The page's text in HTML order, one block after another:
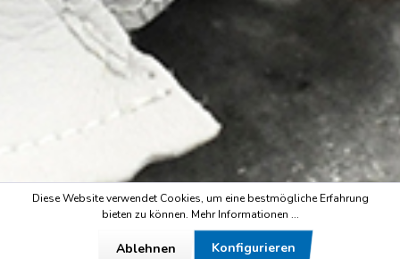
Diese Website verwendet Cookies, um eine bestmögliche Erfahrung
bieten zu können. Mehr Informationen ...
Ablehnen Konfigurieren